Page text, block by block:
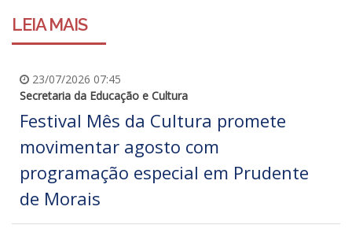
LEIA MAIS
23/07/2026 07:45
Secretaria da Educação e Cultura
Festival Mês da Cultura promete
movimentar agosto com
programação especial em Prudente
de Morais